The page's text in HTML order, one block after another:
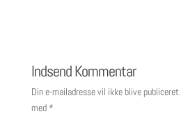
Indsend Kommentar
Din e-mailadresse vil ikke blive publiceret.
med *